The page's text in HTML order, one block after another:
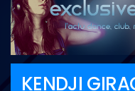
KENDJI